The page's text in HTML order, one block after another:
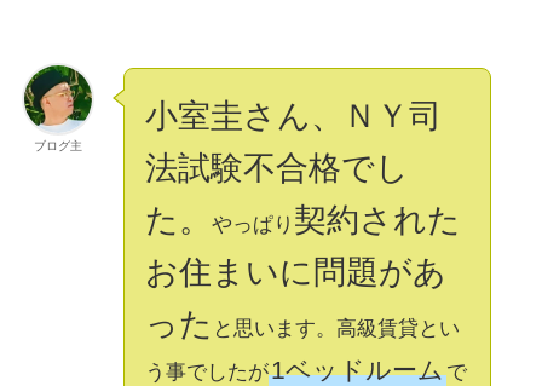
ブログ主
小室圭さん、ＮＹ司
法試験不合格でし
た。
やっぱり 契約された
お住まいに問題があ
った と思います。高級賃貸とい
う事でしたが1ベッドルームで